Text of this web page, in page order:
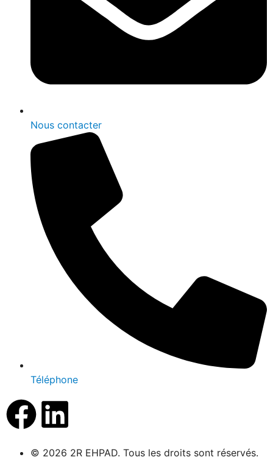
Nous contacter
Téléphone
© 2026 2R EHPAD. Tous les droits sont réservés.